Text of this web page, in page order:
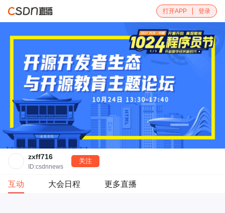
打开APP 登录
zxff716
ID:csdnnews
关注
互动 大会日程 更多直播